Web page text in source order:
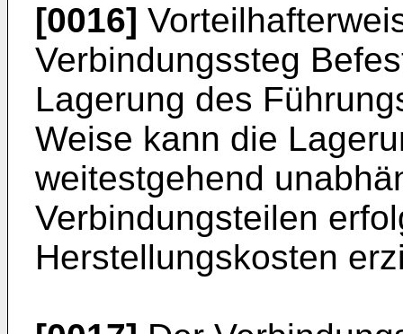
[0016]
Verbindungssteg
Lagerung des
Weise kann die
weitestgehend
Verbindungsteilen
Herstellungskosten